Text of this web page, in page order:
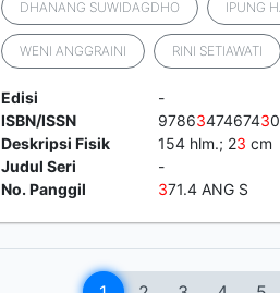
DHANANG SUWIDAGDHO IPUNG
WENI ANGGRAINI RINI SETIAWATI
Edisi
-
ISBN/ISSN
9786347467430
Deskripsi Fisik
154 hlm.; 23 cm
Judul Seri
-
No. Panggil
371.4 ANG S